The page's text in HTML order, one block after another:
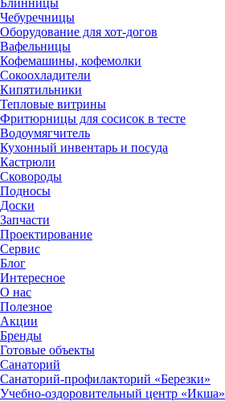
Блинницы
Чебуречницы
Оборудование для хот-догов
Вафельницы
Кофемашины, кофемолки
Сокоохладители
Кипятильники
Тепловые витрины
Фритюрницы для сосисок в тесте
Водоумягчитель
Кухонный инвентарь и посуда
Кастрюли
Сковороды
Подносы
Доски
Запчасти
Проектирование
Сервис
Блог
Интересное
О нас
Полезное
Акции
Бренды
Готовые объекты
Санаторий
Санаторий-профилакторий «Березки»
Учебно-оздоровительный центр «Икша»